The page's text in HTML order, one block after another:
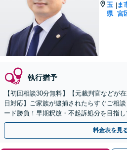
玉
県
|ま
宮
執行猶予
【初回相談30分無料】【元裁判官などが
日対応】ご家族が逮捕されたらすぐご相
ード勝負！早期釈放・不起訴処分を目指
【スピード対応】
料金表を見